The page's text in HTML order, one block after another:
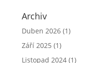
Archiv
Duben 2026(1)
Září 2025 (1)
Listopad 2024(1)